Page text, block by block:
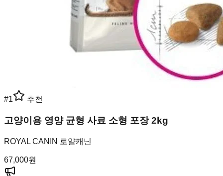
#1 추천
고양이용 영양 균형 사료 소형 포장 2kg
ROYAL CANIN 로얄캐닌
67,000원